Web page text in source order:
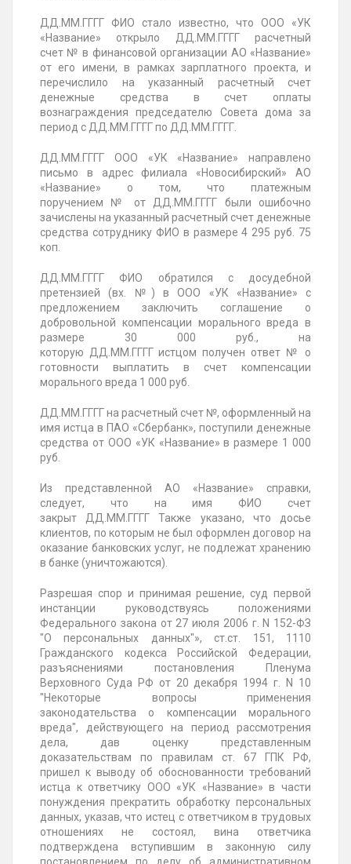
ДД.ММ.ГГГГ ФИО стало известно, что ООО «УК
«Название» открыло ДД.ММ.ГГГГрасчетный
счет № в финансовой организации АО «Название»
от его имени, в рамках зарплатного проекта, и
перечислило на указанный расчетный счет
денежные средства в счет оплаты
вознаграждения председателю Совета дома за
период сДД.ММ.ГГГГпо ДД.ММ.ГГГГ.
ДД.ММ.ГГГГ ООО «УК «Название» направлено
письмо в адрес филиала «Новосибирский» АО
«Название» о том, что платежным
поручением № отДД.ММ.ГГГГ были ошибочно
зачислены на указанный расчетный счет денежные
средства сотруднику ФИО в размере 4 295 руб. 75
коп.
ДД.ММ.ГГГГ ФИО обратился с досудебной
претензией (вх. № ) в ООО «УК «Название» с
предложением заключить соглашение о
добровольной компенсации морального вреда в
размере 30 000 руб., на
которую ДД.ММ.ГГГГистцом получен ответ №
о
готовности выплатить в счет компенсации
морального вреда 1 000 руб.
ДД.ММ.ГГГГна расчетный счет №, оформленный на
имя истца в ПАО «Сбербанк», поступили денежные
средства от ООО «УК «Название» в размере 1 000
руб.
Из представленной АО «Название» справки,
следует, что на имя ФИО счет
закрытДД.ММ.ГГГГ Также указано, что досье
клиентов, по которым не был оформлен договор на
оказание банковских услуг, не подлежат хранению
в банке (уничтожаются).
Разрешая спор и принимая решение, суд первой
инстанции руководствуясь положениями
Федерального закона от 27 июля 2006 г. N 152-ФЗ
"О персональных данных"», ст.ст. 151, 1110
Гражданского кодекса Российской Федерации,
разъяснениями постановления Пленума
Верховного Суда РФ от 20 декабря 1994 г. N 10
"Некоторые вопросы применения
законодательства о компенсации морального
вреда", действующего на период рассмотрения
дела, дав оценку представленным
доказательствам по правилам ст. 67 ГПК РФ,
пришел к выводу об обоснованности требований
истца к ответчику ООО «УК «Название» в части
понуждения прекратить обработку персональных
данных, указав, что истец с ответчиком в трудовых
отношениях не состоял, вина ответчика
подтверждена вступившим в законную силу